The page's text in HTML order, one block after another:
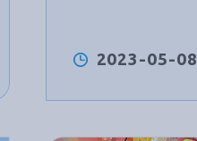
2023-05-08